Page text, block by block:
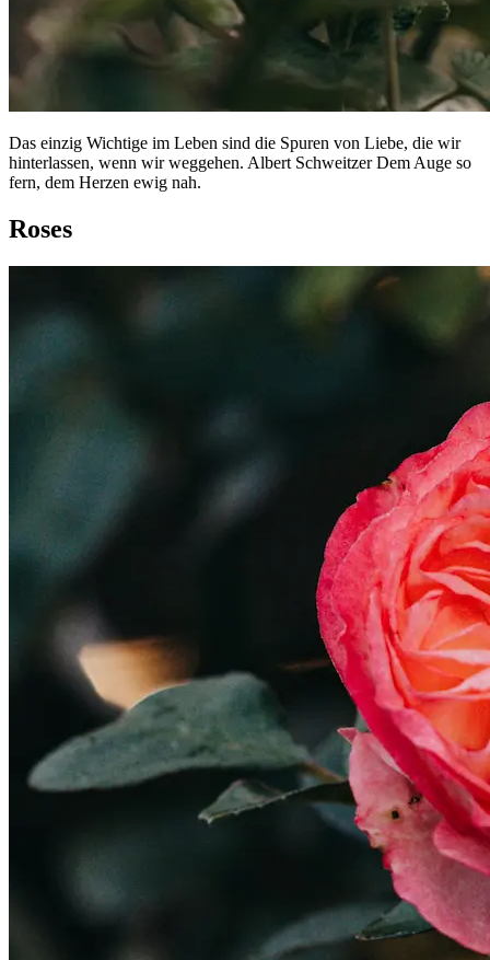
Das einzig Wichtige im Leben sind die Spuren von Liebe, die wir
hinterlassen, wenn wir weggehen. Albert Schweitzer Dem Auge so
fern, dem Herzen ewig nah.
Roses